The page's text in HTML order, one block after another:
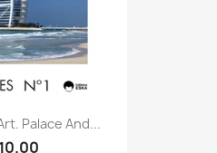
Palace And...